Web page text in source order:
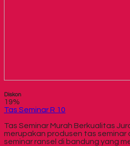
Diskon
19%
Tas Seminar R 10
Tas Seminar Murah Berkualitas
merupakan produsen tas seminar
seminar ransel di bandung yang